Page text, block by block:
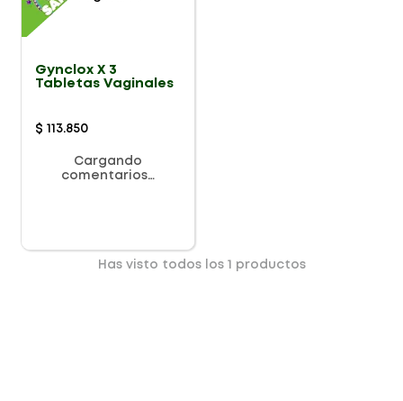
Gynclox X 3
Tabletas Vaginales
$ 113.850
Cargando
comentarios…
Has visto todos los productos